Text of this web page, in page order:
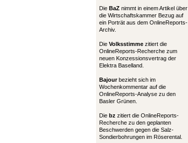
Die BaZ nimmt in einem Artikel über
die Wirtschaftskammer Bezug auf
ein Porträt aus dem OnlineReports-
Archiv.
Die Volksstimme zitiert die
OnlineReports-Recherche zum
neuen Konzessionsvertrag der
Elektra Baselland.
Bajourbezieht sich im
Wochenkommentar auf die
OnlineReports-Analyse zu den
Basler Grünen.
Die bz zitiert die OnlineReports-
Recherche zu den geplanten
Beschwerden gegen die Salz-
Sondierbohrungen im Röserental.